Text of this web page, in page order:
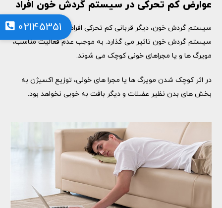
02145351
عوارض کم تحرکی در سیستم گردش خون افراد
سیستم گردش خون، دیگر قربانی کم تحرکی افراد است. تحرک روی
سیستم گردش خون تاثیر می گذارد. به موجب عدم فعالیت مناسب،
مویرگ ها و یا مجراهای خونی کوچک می شوند.
در اثر کوچک شدن مویرگ ها یا مجرا های خونی، توزیع اکسیژن به
بخش های بدن نظیر عضلات و دیگر بافت به خوبی نخواهد بود.